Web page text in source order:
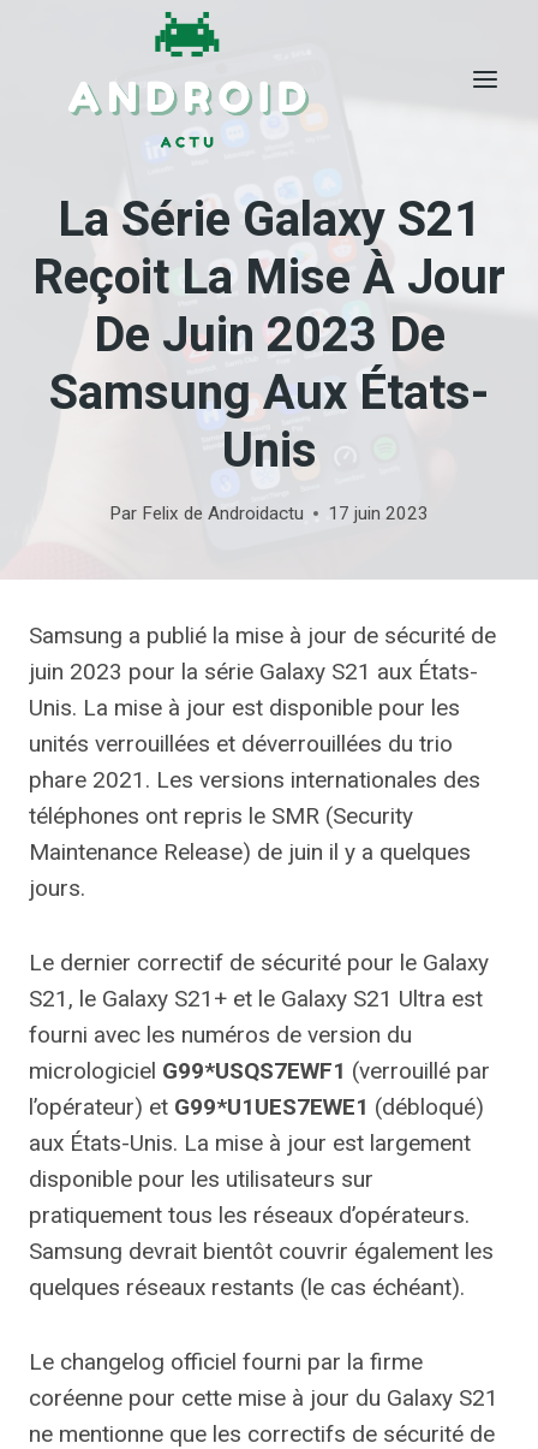
La Série Galaxy S21
Reçoit La Mise À Jour
De Juin 2023 De
Samsung Aux États-
Unis
Par Felix de Androidactu 17 juin 2023
Samsung a publié la mise à jour de sécurité de
juin 2023 pour la série Galaxy S21 aux États-
Unis. La mise à jour est disponible pour les
unités verrouillées et déverrouillées du trio
phare 2021. Les versions internationales des
téléphones ont repris le SMR (Security
Maintenance Release) de juin il y a quelques
jours.
Le dernier correctif de sécurité pour le Galaxy
S21, le Galaxy S21+ et le Galaxy S21 Ultra est
fourni avec les numéros de version du
micrologiciel G99*USQS7EWF1 (verrouillé par
l’opérateur) et G99*U1UES7EWE1 (débloqué)
aux États-Unis. La mise à jour est largement
disponible pour les utilisateurs sur
pratiquement tous les réseaux d’opérateurs.
Samsung devrait bientôt couvrir également les
quelques réseaux restants (le cas échéant).
Le changelog officiel fourni par la firme
coréenne pour cette mise à jour du Galaxy S21
ne mentionne que les correctifs de sécurité de